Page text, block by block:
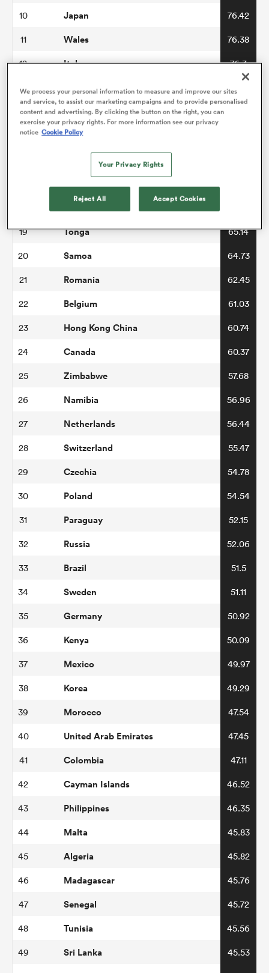
10 Japan 76.42
11 Wales 76.38
12 Italy 76.3
13 Georgia 73.94
14 USA
15 Portugal
Spain
19 Tonga 65.14
20 Samoa 64.73
21 Romania 62.45
22 Belgium 61.03
23 Hong Kong China 60.74
24 Canada 60.37
25 Zimbabwe 57.68
26 Namibia 56.96
27 Netherlands 56.44
28 Switzerland 55.47
29 Czechia 54.78
30 Poland 54.54
31 Paraguay 52.15
32 Russia 52.06
33 Brazil 51.5
34 Sweden 51.11
35 Germany 50.92
36 Kenya 50.09
37 Mexico 49.97
38 Korea 49.29
39 Morocco 47.54
40 United Arab Emirates 47.45
41 Colombia 47.11
42 Cayman Islands 46.52
43 Philippines 46.35
44 Malta 45.83
45 Algeria 45.82
46 Madagascar 45.76
47 Senegal 45.72
48 Tunisia 45.56
49 Sri Lanka 45.53
We process your personal information to measure and improve our sites
and service, to assist our marketing campaigns and to provide personalised
content and advertising. By clicking the button on the right, you can
exercise your privacy rights. For more information see our privacy
notice Cookie Policy
Your Privacy Rights
Reject All Accept Cookies